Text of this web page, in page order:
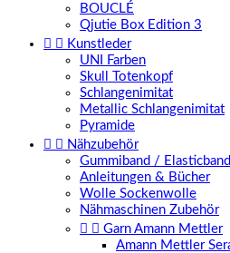
BOUCLÉ
Qjutie Box Edition 3
  Kunstleder
UNI Farben
Skull Totenkopf
Schlangenimitat
Metallic Schlangenimitat
Pyramide
  Nähzubehör
Gummiband / Elasticband
Anleitungen & Bücher
Wolle Sockenwolle
Nähmaschinen Zubehör
  Garn Amann Mettler
Amann Mettler